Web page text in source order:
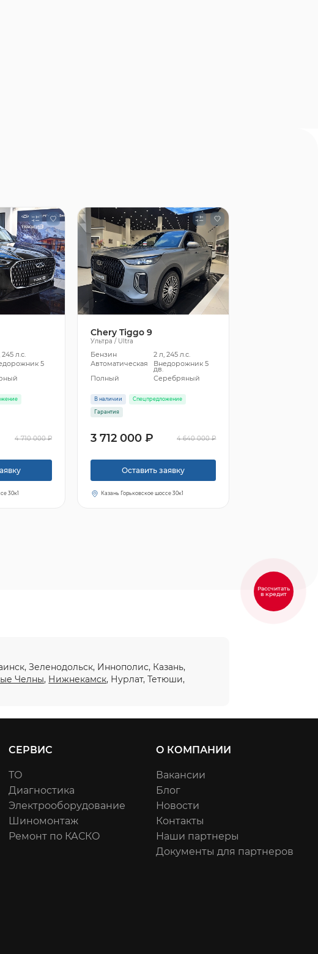
245 л.с.
5
4 710 000 ₽
30к1
Chery Tiggo 9
Ультра / Ultra
Бензин
2 л, 245 л.с.
Автоматическая
Внедорожник 5
дв.
Полный
Серебряный
В наличии Спецпредложение
Гарантия
3 712 000 ₽ 4 640 000 ₽
Оставить заявку
Казань Горьковское шоссе 30к1
Зеленодольск, Иннополис, Казань,
Челны, Нижнекамск, Нурлат, Тетюши,
СЕРВИС
ТО
Диагностика
Электрооборудование
Шиномонтаж
Ремонт по КАСКО
О КОМПАНИИ
Вакансии
Блог
Новости
Контакты
Наши партнеры
Документы для партнеров
Рассчитать
в кредит